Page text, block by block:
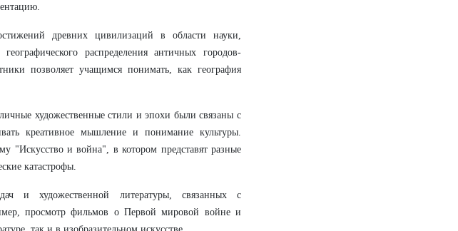
древних цивилизаций в области науки,
распределения античных городов-
позволяет учащимся понимать, как география
художественные стили и эпохи были связаны с
креативное мышление и понимание культуры.
"Искусство и война", в котором представят разные
катастрофы.
и художественной литературы, связанных с
просмотр фильмов о Первой мировой войне и